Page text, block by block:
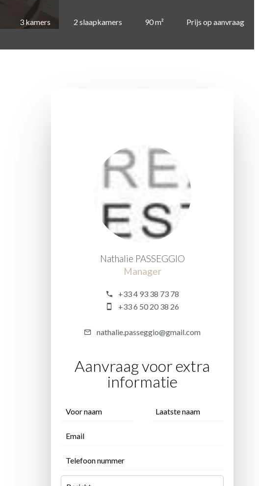
3 kamers 2 slaapkamers 90 m² Prijs op aanvraag
Nathalie PASSEGGIO
Manager
+33 4 93 38 73 78
+33 6 50 20 38 26
nathalie.passeggio@gmail.com
Aanvraag voor extra
informatie